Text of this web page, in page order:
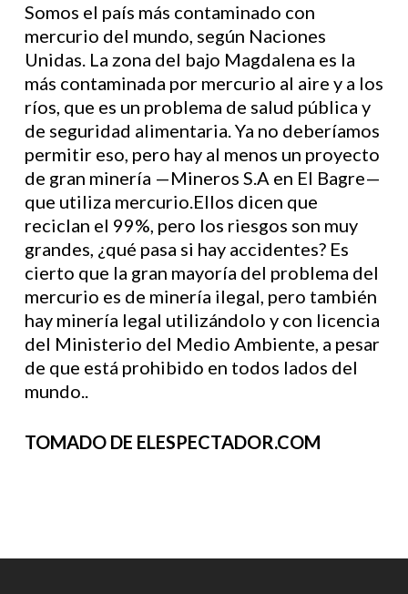
Somos el país más contaminado con
mercurio del mundo, según Naciones
Unidas. La zona del bajo Magdalena es la
más contaminada por mercurio al aire y a los
ríos, que es un problema de salud pública y
de seguridad alimentaria. Ya no deberíamos
permitir eso, pero hay al menos un proyecto
de gran minería —Mineros S.A en El Bagre—
que utiliza mercurio.Ellos dicen que
reciclan el 99%, pero los riesgos son muy
grandes, ¿qué pasa si hay accidentes? Es
cierto que la gran mayoría del problema del
mercurio es de minería ilegal, pero también
hay minería legal utilizándolo y con licencia
del Ministerio del Medio Ambiente, a pesar
de que está prohibido en todos lados del
mundo..
TOMADO DE ELESPECTADOR.COM